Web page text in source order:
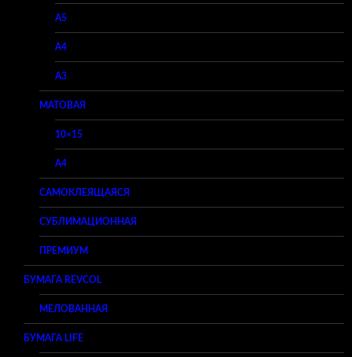
A5
A4
A3
МАТОВАЯ
10×15
A4
САМОКЛЕЯЩАЯСЯ
СУБЛИМАЦИОННАЯ
ПРЕМИУМ
БУМАГА REVCOL
МЕЛОВАННАЯ
БУМАГА LIFE